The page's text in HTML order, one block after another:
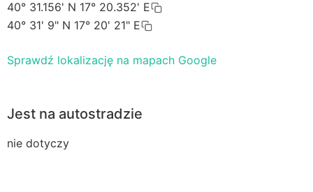
40° 31.156' N 17° 20.352' E
40° 31' 9" N 17° 20' 21" E
Sprawdź lokalizację na mapach Google
Jest na autostradzie
nie dotyczy